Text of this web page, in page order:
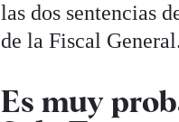
las dos sentencias
de la Fiscal
Es muy